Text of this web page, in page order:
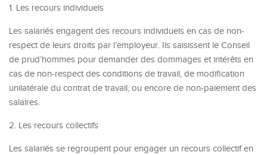
1. Les recours individuels
Les salariés engagent des recours individuels en cas de non-
respect de leurs droits par l’employeur. Ils saisissent le Conseil
de prud’hommes pour demander des dommages et intérêts en
cas de non-respect des conditions de travail, de modification
unilatérale du contrat de travail, ou encore de non-paiement des
salaires.
2. Les recours collectifs
Les salariés se regroupent pour engager un recours collectif en